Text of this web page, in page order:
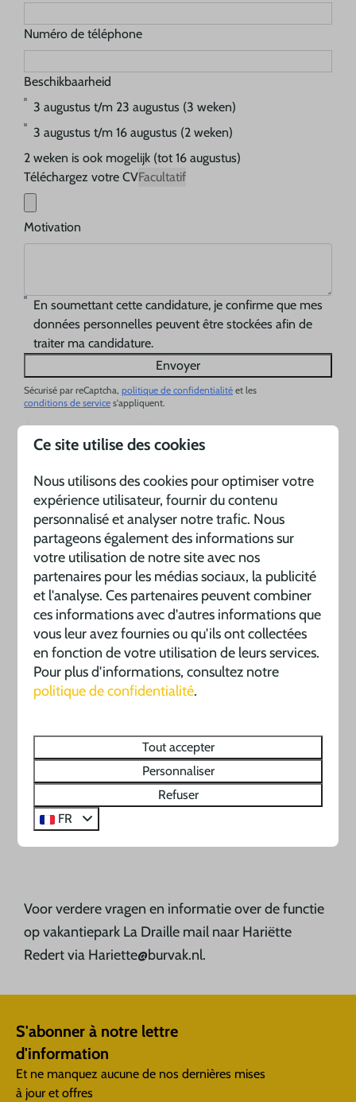
Numéro de téléphone
Beschikbaarheid
3 augustus t/m 23 augustus (3 weken)
3 augustus t/m 16 augustus (2 weken)
2 weken is ook mogelijk (tot 16 augustus)
Téléchargez votre CVFacultatif
Motivation
En soumettant cette candidature, je confirme que mes
données personnelles peuvent être stockées afin de
traiter ma candidature.
Envoyer
Sécurisé par reCaptcha,politique de confidentialité et les
conditions de service s'appliquent.
Voor verdere vragen en informatie over de functie
op vakantiepark La Draille mail naar Hariëtte
Redert via Hariette@burvak.nl.
S'abonner à notre lettre
d'information
Et ne manquez aucune de nos dernières mises
à jour et offres
Ce site utilise des cookies
Nous utilisons des cookies pour optimiser votre
expérience utilisateur, fournir du contenu
personnalisé et analyser notre trafic. Nous
partageons également des informations sur
votre utilisation de notre site avec nos
partenaires pour les médias sociaux, la publicité
et l'analyse. Ces partenaires peuvent combiner
ces informations avec d'autres informations que
vous leur avez fournies ou qu'ils ont collectées
en fonction de votre utilisation de leurs services.
Pour plus d'informations, consultez notre
politique de confidentialité.
Tout accepter
Personnaliser
Refuser
FR